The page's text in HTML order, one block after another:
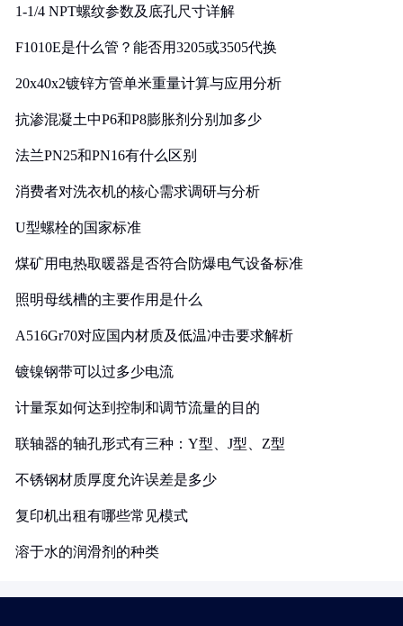
1-1/4 NPT螺纹参数及底孔尺寸详解
F1010E是什么管？能否用3205或3505代换
20x40x2镀锌方管单米重量计算与应用分析
抗渗混凝土中P6和P8膨胀剂分别加多少
法兰PN25和PN16有什么区别
消费者对洗衣机的核心需求调研与分析
U型螺栓的国家标准
煤矿用电热取暖器是否符合防爆电气设备标准
照明母线槽的主要作用是什么
A516Gr70对应国内材质及低温冲击要求解析
镀镍钢带可以过多少电流
计量泵如何达到控制和调节流量的目的
联轴器的轴孔形式有三种：Y型、J型、Z型
不锈钢材质厚度允许误差是多少
复印机出租有哪些常见模式
溶于水的润滑剂的种类